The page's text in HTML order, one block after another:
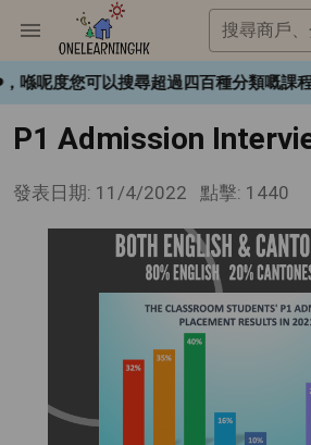
搜尋商戶
呢度您可以搜尋超過四百種分類嘅課程
P1 Admission
發表日期: 11/4/2022 點擊: 1440